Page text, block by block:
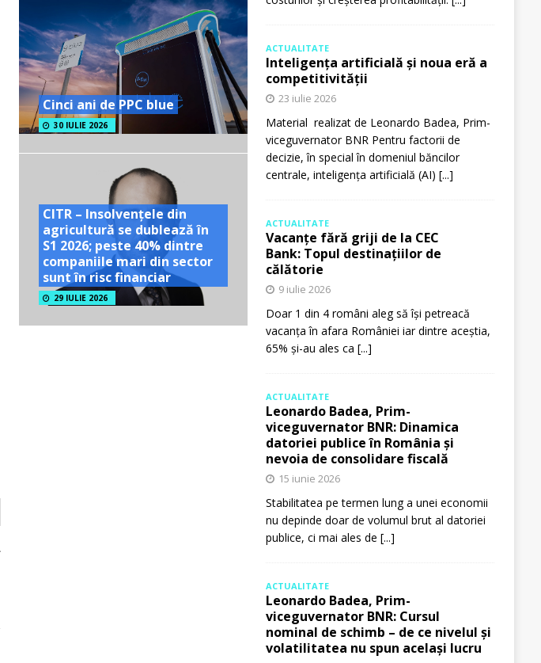
Cinci ani de PPC blue
30 IULIE 2026
CITR – Insolvențele din
agricultură se dublează în
S1 2026; peste 40% dintre
companiile mari din sector
sunt în risc financiar
29 IULIE 2026
ACTUALITATE
Inteligența artificială și noua eră a
competitivității
23 iulie 2026
Material realizat de Leonardo Badea, Prim-
viceguvernator BNR Pentru factorii de
decizie, în special în domeniul băncilor
centrale, inteligența artificială (AI) [...]
ACTUALITATE
Vacanțe fără griji de la CEC
Bank: Topul destinațiilor de
călătorie
9 iulie 2026
Doar 1 din 4 români aleg să își petreacă
vacanța în afara României iar dintre aceștia,
65% și-au ales ca [...]
ACTUALITATE
Leonardo Badea, Prim-
viceguvernator BNR: Dinamica
datoriei publice în România și
nevoia de consolidare fiscală
15 iunie 2026
Stabilitatea pe termen lung a unei economii
nu depinde doar de volumul brut al datoriei
publice, ci mai ales de [...]
ACTUALITATE
Leonardo Badea, Prim-
viceguvernator BNR: Cursul
nominal de schimb – de ce nivelul și
volatilitatea nu spun același lucru